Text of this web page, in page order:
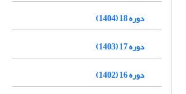
دوره 18 (1404)
دوره 17 (1403)
دوره 16 (1402)